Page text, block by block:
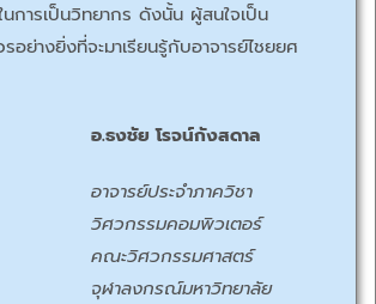
การเป็นวิทยากร ดังนั้น ผู้สนใจเป็น
อย่างยิ่งที่จะมาเรียนรู้กับอาจารย์ไชยยศ
อ.ธงชัย โรจน์กังสดาล
อาจารย์ประจำภาควิชา
วิศวกรรมคอมพิวเตอร์
คณะวิศวกรรมศาสตร์
จุฬาลงกรณ์มหาวิทยาลัย